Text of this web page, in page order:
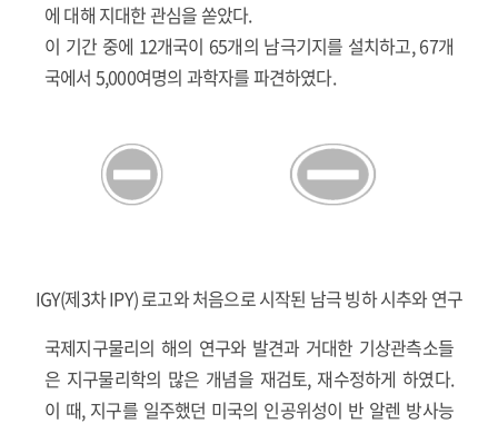
에 대해 지대한 관심을 쏟았다.
이 기간 중에 12개국이 65개의 남극기지를 설치하고, 67개
국에서 5,000여명의 과학자를 파견하였다.
IGY(제3차 IPY) 로고와 처음으로 시작된 남극 빙하 시추와 연구
국제지구물리의 해의 연구와 발견과 거대한 기상관측소들
은 지구물리학의 많은 개념을 재검토, 재수정하게 하였다.
이 때, 지구를 일주했던 미국의 인공위성이 반 알렌 방사능